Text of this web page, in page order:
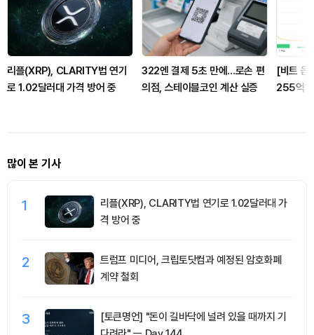
리플(XRP), CLARITY법 연기
로 1.02달러대 가격 방어 중
322엔 결제 5초 만에…로손 편
의점, 스테이블코인 계산 실증
[비트 옵
255억
많이 본 기사
1
리플(XRP), CLARITY법 연기로 1.02달러대 가
격 방어 중
2
트럼프 미디어, 크립토닷컴과 예정된 암호화폐
계약 철회
3
[토큰명언] "돈이 길바닥에 널려 있을 때까지 기